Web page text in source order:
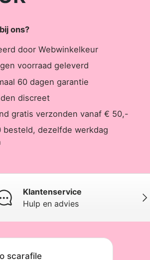
ons?
door Webwinkelkeur
voorraad geleverd
60 dagen garantie
discreet
gratis verzonden vanaf € 50,-
besteld, dezelfde werkdag
Klantenservice
Hulp en advies